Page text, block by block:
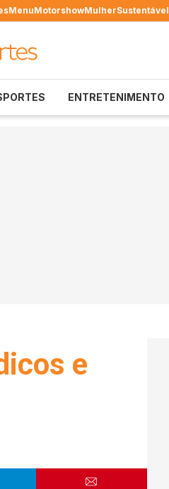
MenuMotorshowMulherSustentável
ENTRETENIMENTO
e